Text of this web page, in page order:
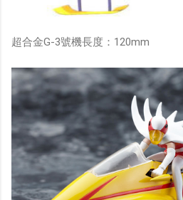
超合金G-3號機長度：120mm